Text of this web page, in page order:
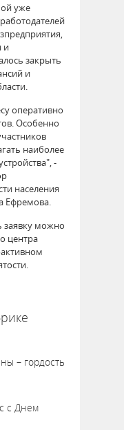
уже
и
закрыть
и
оперативно
Особенно
наиболее
-
населения
Ефремова.
заявку можно
центра
– гордость
с Днем